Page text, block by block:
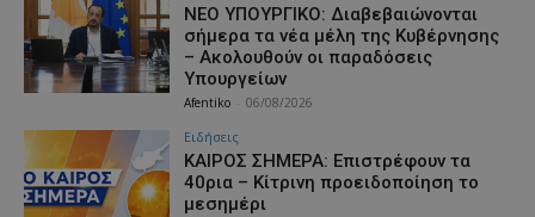
ΝΕΟ ΥΠΟΥΡΓΙΚΟ: Διαβεβαιώνονται
σήμερα τα νέα μέλη της Κυβέρνησης
– Ακολουθούν οι παραδόσεις
Υπουργείων
Afentiko 06/08/2026
Ειδήσεις
ΚΑΙΡΟΣ ΣΗΜΕΡΑ: Επιστρέφουν τα
40ρια – Κίτρινη προειδοποίηση το
μεσημέρι